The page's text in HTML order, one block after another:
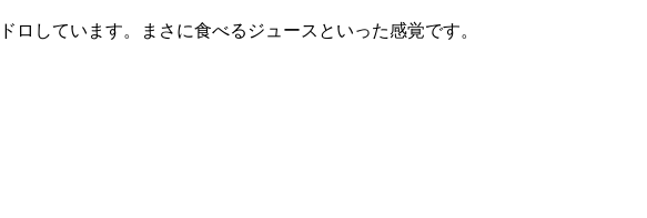
しています。まさに食べるジュースといった感覚です。